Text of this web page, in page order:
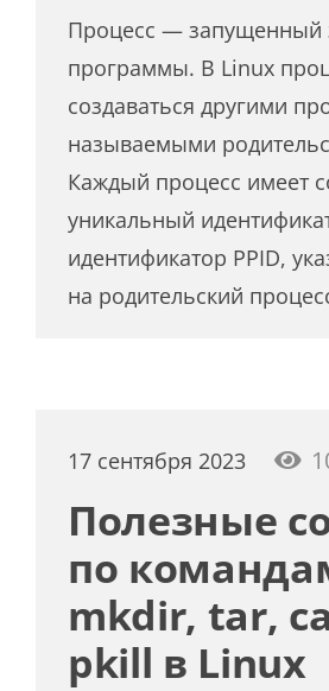
Процесс — запущенный
программы. В Linux
создаваться другими
называемыми
Каждый процесс имеет
уникальный
идентификатор PPID,
на родительский
17 сентября 2023
Полезные
по
mkdir, tar,
pkill в Linux